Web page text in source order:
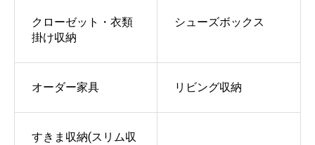
クローゼット・衣類
掛け収納
シューズボックス
オーダー家具 リビング収納
すきま収納(スリム収